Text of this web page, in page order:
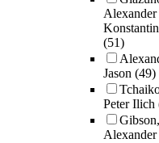
Alexander
(51)
Jason (49)
Peter Ilich
Gibson,
Alexander